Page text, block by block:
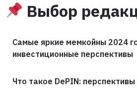
Выбор
Самые яркие мемкойны 2024
инвестиционные перспективы
Что такое DePIN: перспективы